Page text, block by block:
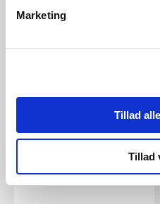
Marketing
Tillad
Tillad
Produits associés